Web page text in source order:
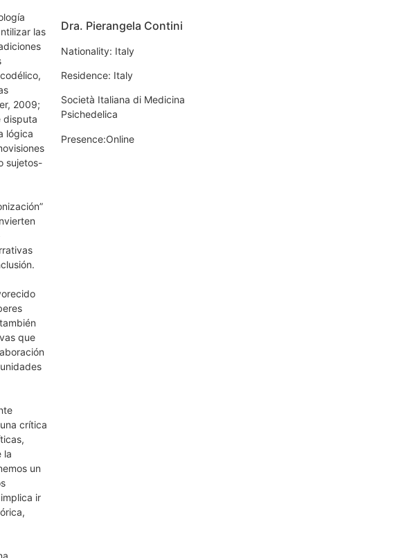
las
2009;
disputa
lógica
sujetos-
que
crítica
la
un
ir
Dra. Pierangela Contini
Nationality: Italy
Residence: Italy
Società Italiana di Medicina
Psichedelica
Presence:Online